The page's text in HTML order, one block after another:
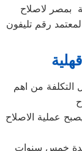
بمصر لاصلاح
رقم تليفون
التكلفة من اهم
عملية الاصلاح
خمس سنوات